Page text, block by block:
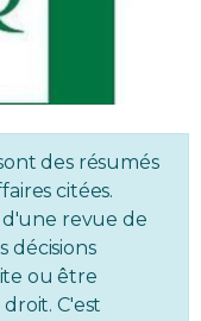
des résumés
citées.
revue de
décisions
ou être
C'est